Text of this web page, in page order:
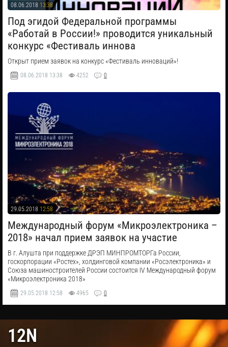
08.06.2018 13:38
Под эгидой Федеральной программы
«Работай в России!» проводится уникальный
конкурс «Фестиваль иннова
Открыт прием заявок на конкурс «Фестиваль инноваций»!
08.06.2018 13:38 4252 0
29.05.2018 12:58
Международный форум «Микроэлектроника –
2018» начал прием заявок на участие
В г. Алушта при поддержке ДРЭП МИНПРОМТОРГа России,
госкорпорации «Ростех», холдинговой компании «Росэлектроника» и
Союза машиностроителей России состоится IV Международный форум
«Микроэлектроника 2018»
29.05.2018 12:58 4965 0
12N